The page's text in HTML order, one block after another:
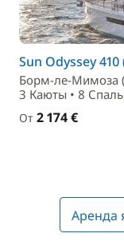
Sun Odyssey 410
Борм-ле-Мимоза
3 Каюты • 8
От 2 174 €
Аренда